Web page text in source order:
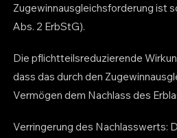
Zugewinnausgleichsforderung ist
Abs. 2 ErbStG).
Die pflichtteilsreduzierende
dass das durch den
Vermögen dem Nachlass des
Verringerung des Nachlasswerts: